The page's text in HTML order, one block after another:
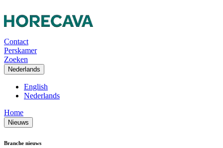
Contact
Perskamer
Zoeken
Nederlands
English
Nederlands
Home
Nieuws
Branche nieuws